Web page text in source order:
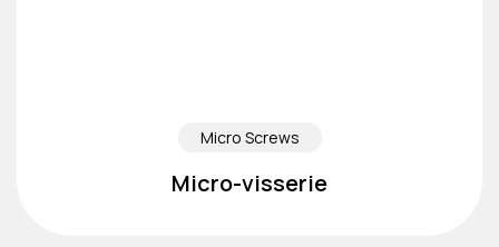
Micro Screws
Micro-visserie